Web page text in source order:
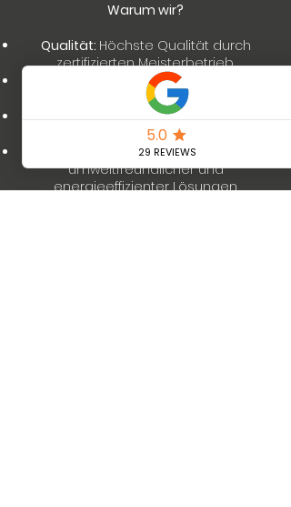
Warum wir?
Qualität: Höchste Qualität durch
zertifizierten Meisterbetrieb.
Langjährige Erfahrung und
Fachkompetenz.
Kundenzufriedenheit:Ihr Vertrauen
und Ihre Zufriedenheit sind unser Ziel.
Umweltfreundlich:Einsatz
umweltfreundlicher und
energieeffizienter Lösungen.